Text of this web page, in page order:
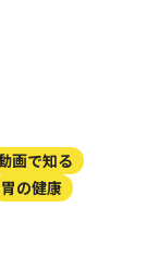
画で知る
胃の健康